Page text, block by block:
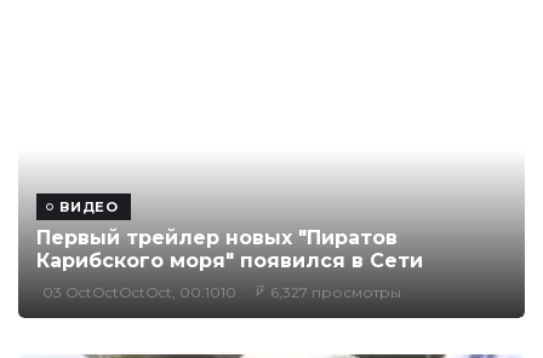
ВИДЕО
Первый трейлер новых "Пиратов
Карибского моря" появился в Сети
03 OctOctOctOct, 00:1010 6,327 просмотры